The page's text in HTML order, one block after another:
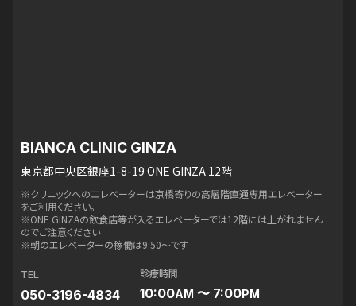
BIANCA CLINIC GINZA
東京都中央区銀座1-8-19 ONE GINZA 12階
※クリニックへのエレベーターは京橋寄りの高層階直通専用エレベーター
をご利用ください。
※ONE GINZAの飲食店等が入るエレベーターでは12階には上がれません
のでご注意ください
※朝のエレベーターの稼働は9:50〜です
TEL
050-3196-4834
診療時間
10:00AM 〜 7:00PM